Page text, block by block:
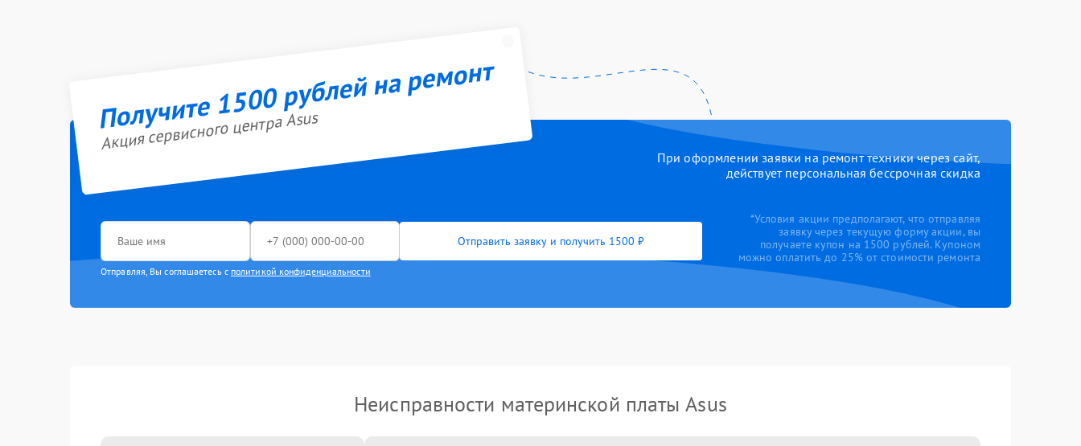
Получите 1500 рублей на ремонт
Акция сервисного центра Asus
При оформлении заявки на ремонт техники через сайт,
действует персональная бессрочная скидка
Отправить заявку и получить 1500 ₽
Отправляя, Вы соглашаетесь с политикой конфиденциальности
*Условия акции предполагают, что отправляя
заявку через текущую форму акции, вы
получаете купон на 1500 рублей. Купоном
можно оплатить до 25% от стоимости ремонта
Неисправности материнской платы Asus